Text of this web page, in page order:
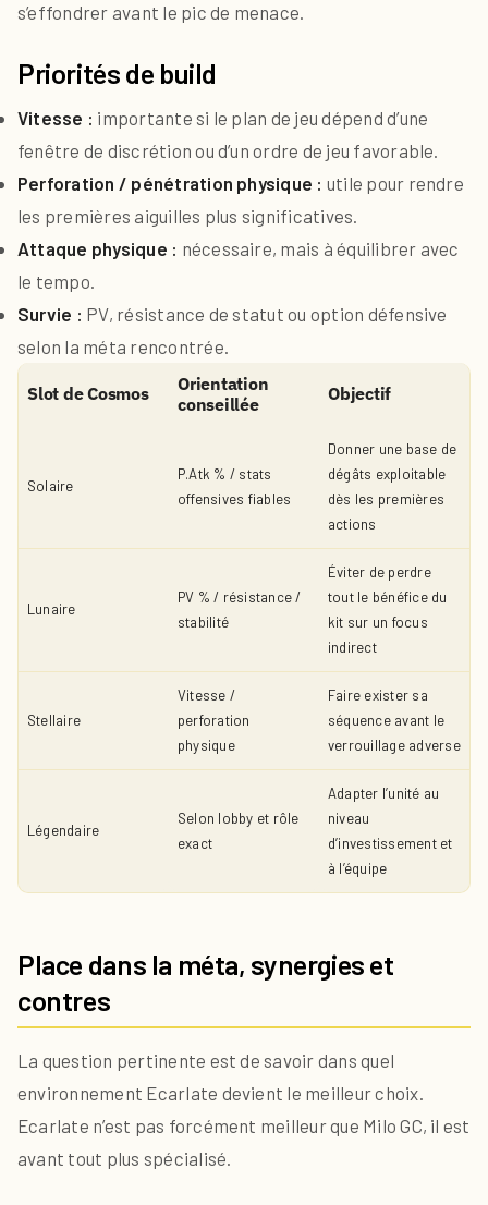
s’effondrer avant le pic de menace.
Priorités de build
Vitesse : importante si le plan de jeu dépend d’une
fenêtre de discrétion ou d’un ordre de jeu favorable.
Perforation / pénétration physique : utile pour rendre
les premières aiguilles plus significatives.
Attaque physique : nécessaire, mais à équilibrer avec
le tempo.
Survie : PV, résistance de statut ou option défensive
selon la méta rencontrée.
Slot de Cosmos
Orientation
conseillée
Objectif
Solaire
P.Atk % / stats
offensives fiables
Donner une base de
dégâts exploitable
dès les premières
actions
Lunaire
PV % / résistance /
stabilité
Éviter de perdre
tout le bénéfice du
kit sur un focus
indirect
Stellaire
Vitesse /
perforation
physique
Faire exister sa
séquence avant le
verrouillage adverse
Légendaire
Selon lobby et rôle
exact
Adapter l’unité au
niveau
d’investissement et
à l’équipe
Place dans la méta, synergies et
contres
La question pertinente est de savoir dans quel
environnement Ecarlate devient le meilleur choix.
Ecarlate n’est pas forcément meilleur que Milo GC, il est
avant tout plus spécialisé.